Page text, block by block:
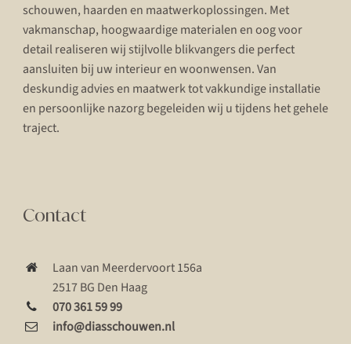
schouwen, haarden en maatwerkoplossingen. Met
vakmanschap, hoogwaardige materialen en oog voor
detail realiseren wij stijlvolle blikvangers die perfect
aansluiten bij uw interieur en woonwensen. Van
deskundig advies en maatwerk tot vakkundige installatie
en persoonlijke nazorg begeleiden wij u tijdens het gehele
traject.
Contact
Laan van Meerdervoort 156a
2517 BG Den Haag
070 361 59 99
info@diasschouwen.nl